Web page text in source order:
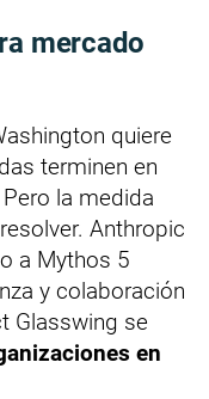
mercado
quiere
terminen en
la medida
Anthropic
a Mythos 5
y colaboración
Glasswing se
en